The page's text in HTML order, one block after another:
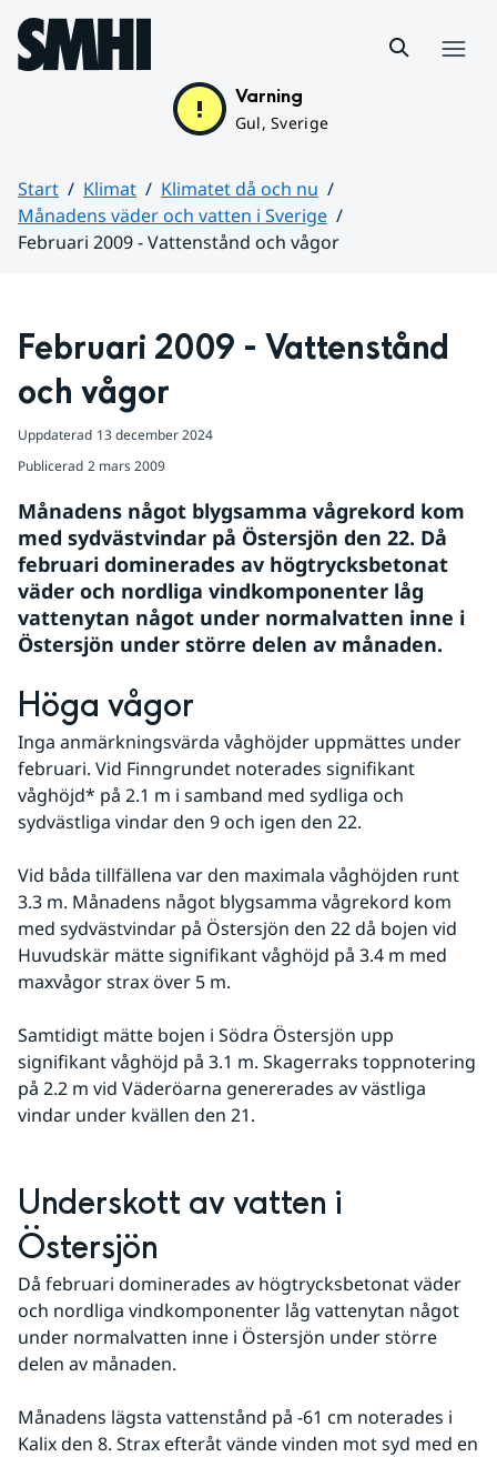
Hoppa till sidans innehåll
Varning
Gul, Sverige
Start Klimat
Klimatet då och nu
Månadens väder och vatten i Sverige
Februari 2009 - Vattenstånd och vågor
Februari 2009 - Vattenstånd
och vågor
Uppdaterad 13 december 2024
Publicerad 2 mars 2009
Månadens något blygsamma vågrekord kom
med sydvästvindar på Östersjön den 22. Då
februari dominerades av högtrycksbetonat
väder och nordliga vindkomponenter låg
vattenytan något under normalvatten inne i
Östersjön under större delen av månaden.
Höga vågor
Inga anmärkningsvärda våghöjder uppmättes under
februari. Vid Finngrundet noterades signifikant
våghöjd* på 2.1 m i samband med sydliga och
sydvästliga vindar den 9 och igen den 22.
Vid båda tillfällena var den maximala våghöjden runt
3.3 m. Månadens något blygsamma vågrekord kom
med sydvästvindar på Östersjön den 22 då bojen vid
Huvudskär mätte signifikant våghöjd på 3.4 m med
maxvågor strax över 5 m.
Samtidigt mätte bojen i Södra Östersjön upp
signifikant våghöjd på 3.1 m. Skagerraks toppnotering
på 2.2 m vid Väderöarna genererades av västliga
vindar under kvällen den 21.
Underskott av vatten i
Östersjön
Då februari dominerades av högtrycksbetonat väder
och nordliga vindkomponenter låg vattenytan något
under normalvatten inne i Östersjön under större
delen av månaden.
Månadens lägsta vattenstånd på -61 cm noterades i
Kalix den 8. Strax efteråt vände vinden mot syd med en